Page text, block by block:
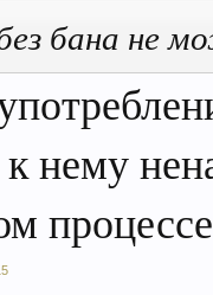
бана не
нему